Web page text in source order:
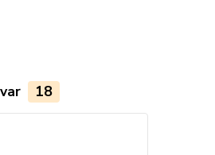
18